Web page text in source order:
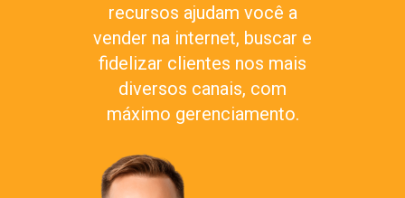
recursos ajudam você a
vender na internet, buscar e
fidelizar clientes nos mais
diversos canais, com
máximo gerenciamento.